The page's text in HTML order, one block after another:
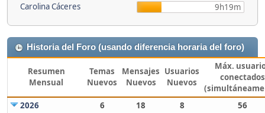
Carolina Cáceres
9h19m
Historia del Foro (usando diferencia horaria del foro)
Resumen
Mensual
Temas
Nuevos
Mensajes
Nuevos
Usuarios
Nuevos
Máx.
conectados
2026
6 18 8
56